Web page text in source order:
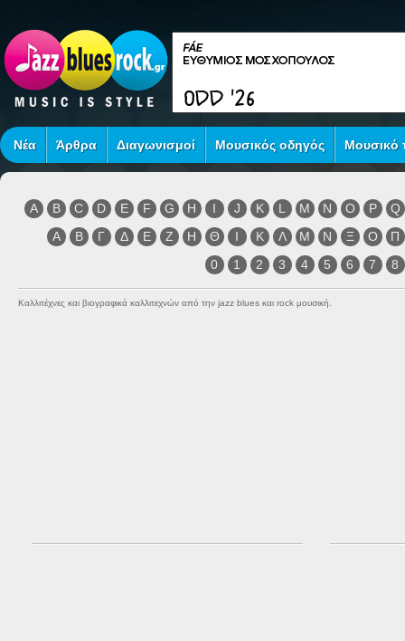
Νέα Άρθρα Διαγωνισμοί Μουσικός οδηγός Μουσικό
A B C D E F G H I J K L M N O P
Q
Α
Β Γ Δ Ε Ζ Η Θ Ι Κ Λ Μ Ν Ξ Ο
Π
0
1 2 3 4 5 6 7 8
Καλλιτέχνες και βιογραφικά καλλιτεχνών από την jazz blues και rock μουσική.